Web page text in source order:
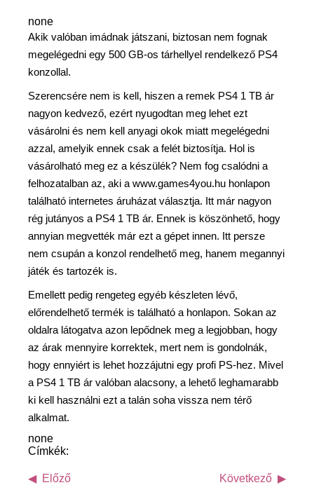
none
Akik valóban imádnak játszani, biztosan nem fognak
megelégedni egy 500 GB-os tárhellyel rendelkező PS4
konzollal.
Szerencsére nem is kell, hiszen a remek PS4 1 TB ár
nagyon kedvező, ezért nyugodtan meg lehet ezt
vásárolni és nem kell anyagi okok miatt megelégedni
azzal, amelyik ennek csak a felét biztosítja. Hol is
vásárolható meg ez a készülék? Nem fog csalódni a
felhozatalban az, aki a www.games4you.hu honlapon
található internetes áruházat választja. Itt már nagyon
rég jutányos a PS4 1 TB ár. Ennek is köszönhető, hogy
annyian megvették már ezt a gépet innen. Itt persze
nem csupán a konzol rendelhető meg, hanem megannyi
játék és tartozék is.
Emellett pedig rengeteg egyéb készleten lévő,
előrendelhető termék is található a honlapon. Sokan az
oldalra látogatva azon lepődnek meg a legjobban, hogy
az árak mennyire korrektek, mert nem is gondolnák,
hogy ennyiért is lehet hozzájutni egy profi PS-hez. Mivel
a PS4 1 TB ár valóban alacsony, a lehető leghamarabb
ki kell használni ezt a talán soha vissza nem térő
alkalmat.
none
Címkék:
Előző Következő